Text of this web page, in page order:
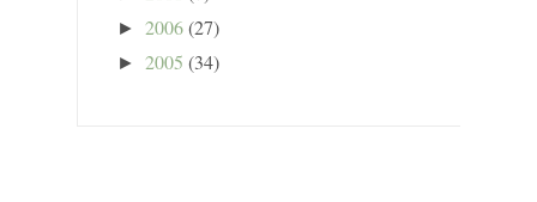
► 2006(27)
► 2005 (34)